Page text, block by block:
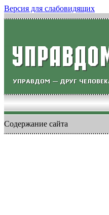
Версия для слабовидящих
Содержание сайта